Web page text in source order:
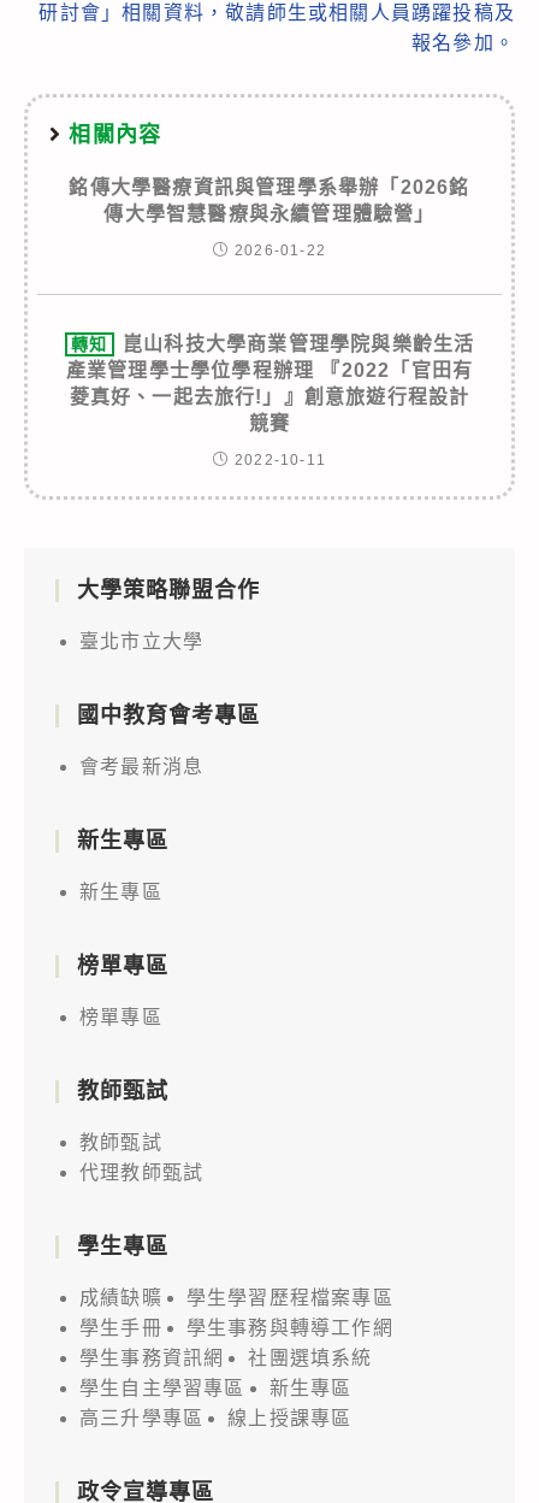
研討會」相關資料，敬請師生或相關人員踴躍投稿及
報名參加。
相關內容
銘傳大學醫療資訊與管理學系舉辦「2026銘
傳大學智慧醫療與永續管理體驗營」
2026-01-22
轉知
崑山科技大學商業管理學院與樂齡生活
產業管理學士學位學程辦理 『2022「官田有
菱真好、一起去旅行!」』創意旅遊行程設計
競賽
2022-10-11
大學策略聯盟合作
臺北市立大學
國中教育會考專區
會考最新消息
新生專區
新生專區
榜單專區
榜單專區
教師甄試
教師甄試
代理教師甄試
學生專區
成績缺曠
學生學習歷程檔案專區
學生手冊
學生事務與轉導工作網
學生事務資訊網
社團選填系統
學生自主學習專區
新生專區
高三升學專區
線上授課專區
政令宣導專區